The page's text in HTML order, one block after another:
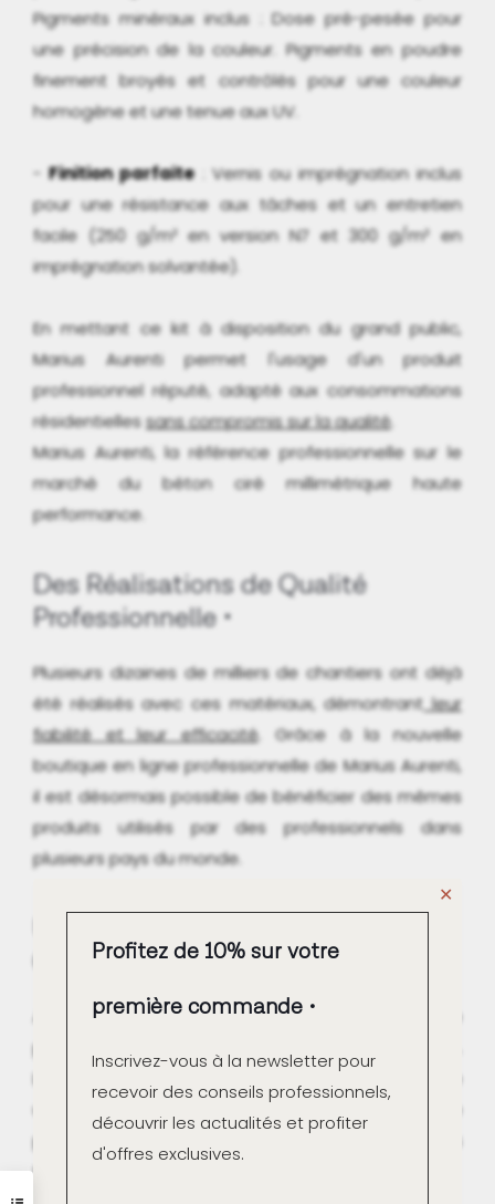
Pigments minéraux inclus : Dose pré-pesée pour
une précision de la couleur. Pigments en poudre
finement broyés et contrôlés pour une couleur
homogène et une tenue aux UV.
- Finition parfaite: Vernis ou imprégnation inclus
pour une résistance aux tâches et un entretien
facile (250 g/m² en version N7 et 300 g/m² en
imprégnation solvantée).
En mettant ce kit à disposition du grand public,
Marius Aurenti permet l'usage d'un produit
professionnel réputé, adapté aux consommations
résidentiellessans compromis sur la qualité.
Marius Aurenti, la référence professionnelle sur le
marché du béton ciré millimétrique haute
performance.
Des Réalisations de Qualité
Professionnelle
Plusieurs dizaines de milliers de chantiers ont déjà
été réalisés avec ces matériaux, démontrantleur
fiabilité et leur efficacité. Grâce à la nouvelle
boutique en ligne professionnelle de Marius Aurenti,
il est désormais possible de bénéficier des mêmes
produits utilisés par des professionnels dans
plusieurs pays du monde.
Grande Résistance
Avec 87 couleurs disponibles, les possibilités de
L'imprégnation polyuréthane bi-composant offre
résistance exceptionnelle
, tant chimique que
physique, comme détaillé dans les fiches
✕
Profitez de 10% sur votre
première commande
Inscrivez-vous à la newsletter pour
recevoir des conseils professionnels,
découvrir les actualités et profiter
d'offres exclusives.